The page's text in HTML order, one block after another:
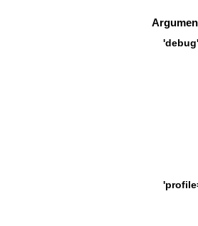
'debug'